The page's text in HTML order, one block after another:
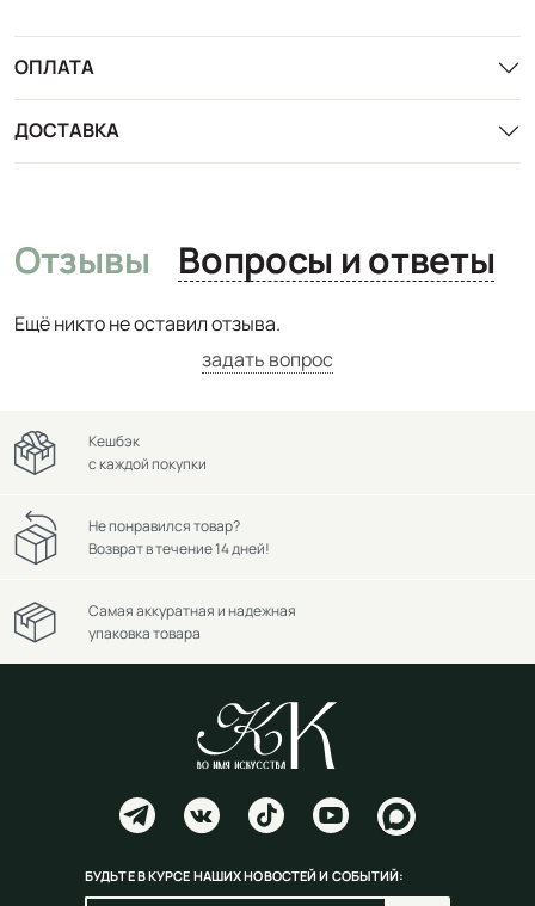
ОПЛАТА
ДОСТАВКА
Отзывы Вопросы и ответы
Ещё никто не оставил отзыва.
задать вопрос
Кешбэк
с каждой покупки
Не понравился товар?
Возврат в течение 14 дней!
Самая аккуратная и надежная
упаковка товара
БУДЬТЕ В КУРСЕ НАШИХ НОВОСТЕЙ И СОБЫТИЙ: